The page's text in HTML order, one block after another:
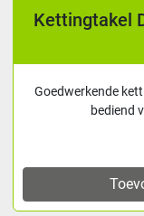
Kettingtakel
Goedwerkende
bediend